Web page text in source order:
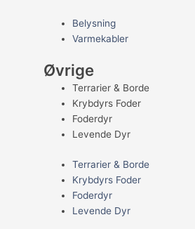
Belysning
Varmekabler
Øvrige
Terrarier & Borde
Krybdyrs Foder
Foderdyr
Levende Dyr
Terrarier & Borde
Krybdyrs Foder
Foderdyr
Levende Dyr